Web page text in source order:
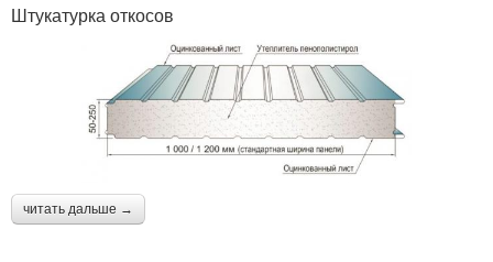
Штукатурка откосов
читать дальше →